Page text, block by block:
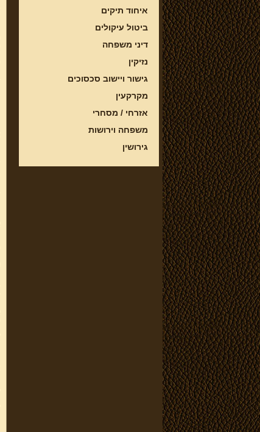
איחוד תיקים
ביטול עיקולים
דיני משפחה
נזיקין
גישור ויישוב סכסוכים
מקרקעין
אזרחי / מסחרי
משפחה וירושות
גירושין